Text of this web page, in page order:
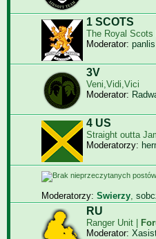
1 SCOTS
The Royal Scots
Moderator: panlis
3V
Veni,Vidi,Vici
Moderator:
4 US
Straight outta
Moderatorzy:
Moderatorzy: Swierzy,
RU
Ranger Unit |
Moderator: